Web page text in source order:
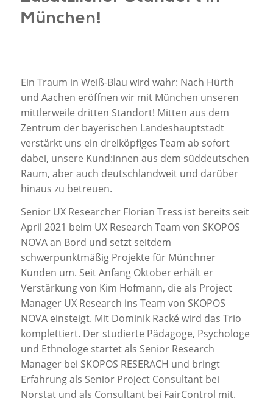
München!
Ein Traum in Weiß-Blau wird wahr: Nach Hürth
und Aachen eröffnen wir mit München unseren
mittlerweile dritten Standort! Mitten aus dem
Zentrum der bayerischen Landeshauptstadt
verstärkt uns ein dreiköpfiges Team ab sofort
dabei, unsere Kund:innen aus dem süddeutschen
Raum, aber auch deutschlandweit und darüber
hinaus zu betreuen.
Senior UX Researcher Florian Tress ist bereits seit
April 2021 beim UX Research Team von SKOPOS
NOVA an Bord und setzt seitdem
schwerpunktmäßig Projekte für Münchner
Kunden um. Seit Anfang Oktober erhält er
Verstärkung von Kim Hofmann, die als Project
Manager UX Research ins Team von SKOPOS
NOVA einsteigt. Mit Dominik Racké wird das Trio
komplettiert. Der studierte Pädagoge, Psychologe
und Ethnologe startet als Senior Research
Manager bei SKOPOS RESERACH und bringt
Erfahrung als Senior Project Consultant bei
Norstat und als Consultant bei FairControl mit.